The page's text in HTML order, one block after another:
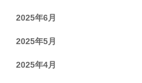
2025年6月
2025年5月
2025年4月